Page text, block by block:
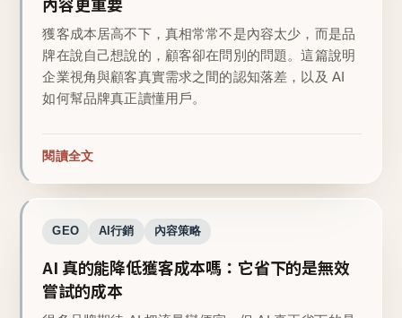
獲客成本居高不下，真相常常不是內容太少，而是品
牌在說自己想說的，顧客卻在問別的問題。這篇說明
企業視角與顧客真實需求之間的認知落差，以及 AI
如何幫品牌真正讀懂用戶。
閱讀全文
GEO AI行銷 內容策略
AI 真的能降低獲客成本嗎：它省下的是無效
嘗試的成本